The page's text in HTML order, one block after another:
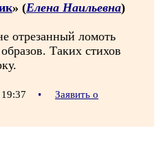
» (Елена Наильевна)
отрезанный ломоть
Таких стихов
19:37 •
Заявить о